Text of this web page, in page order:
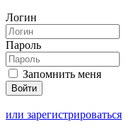
Логин
Пароль
Запомнить меня
или зарегистрироваться